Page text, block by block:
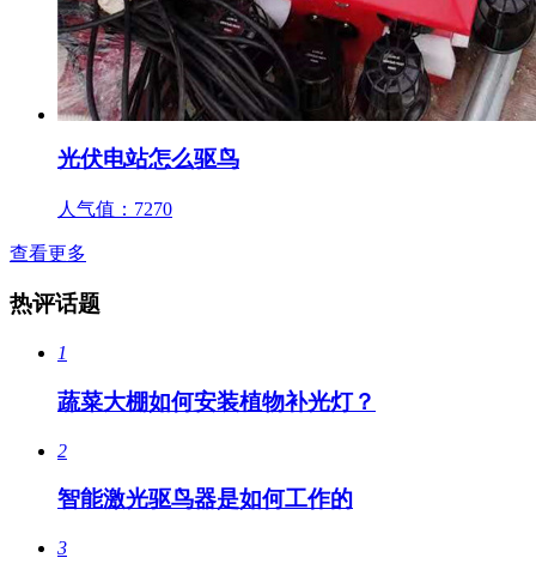
光伏电站怎么驱鸟
人气值： 7270
查看更多
热评话题
1
蔬菜大棚如何安装植物补光灯？
2
智能激光驱鸟器是如何工作的
3